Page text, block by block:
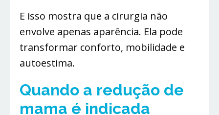
E isso mostra que a cirurgia não
envolve apenas aparência. Ela pode
transformar conforto, mobilidade e
autoestima.
Quando a redução de
mama é indicada